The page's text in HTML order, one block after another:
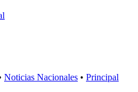
Noticias Nacionales • Principal